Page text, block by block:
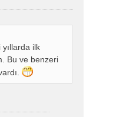
ilk
Bu ve benzeri